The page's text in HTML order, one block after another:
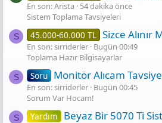
En son: Arista 54 dakika önce
Sistem Toplama Tavsiyeleri
S 45.000-60.000 TL Sizce Alınır
En son: sirriderler Bugün 00:49
Toplama Hazır Bilgisayarlar
S Soru Monitör Alıcam
En son: sirriderler Bugün 00:45
Sorum Var Hocam!
S Yardım Beyaz Bir 5070 Ti